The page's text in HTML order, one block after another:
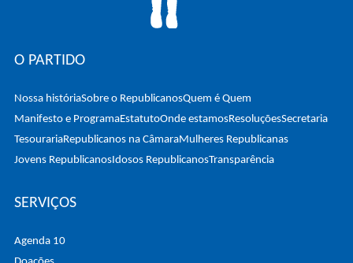
O PARTIDO
Nossa históriaSobre o RepublicanosQuem é Quem
Manifesto e ProgramaEstatutoOnde estamosResoluçõesSecretaria
TesourariaRepublicanos na CâmaraMulheres Republicanas
Jovens RepublicanosIdosos RepublicanosTransparência
SERVIÇOS
Agenda 10